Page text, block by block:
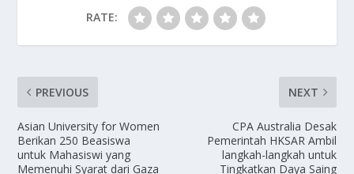
RATE:
PREVIOUS
Asian University for Women
Berikan 250 Beasiswa
untuk Mahasiswi yang
Memenuhi Syarat dari Gaza
NEXT
CPA Australia Desak
Pemerintah HKSAR Ambil
langkah-langkah untuk
Tingkatkan Daya Saing